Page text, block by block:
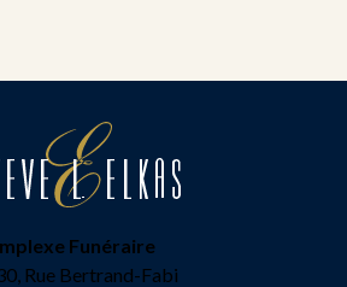
Funéraire
Rue Bertrand-Fabi